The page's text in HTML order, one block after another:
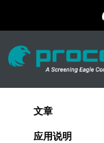
文章
应用说明